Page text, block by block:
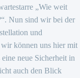
„Wie weit
Nun sind wir bei der
und
können uns hier mit
neue Sicherheit in
auch den Blick